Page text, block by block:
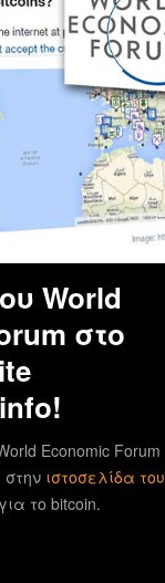
World
στο
Economic Forum
ιστοσελίδα του
το bitcoin.